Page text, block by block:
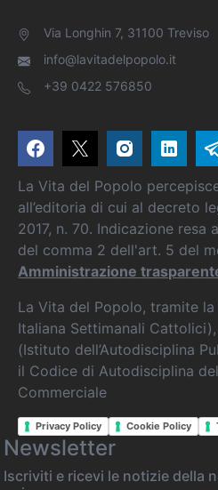
Via Longhin 7, 31100 Treviso
info@lavitadelpopolo.it
+39 0422 576850
La Vita del Popolo
all’editoria di cui al decreto
2017, n. 70. Indicazione resa
del comma 2 dell'art. 5 del
Amministrazione
La Vita del Popolo, tramite la
Italiana Settimanali
(Istituto dell’Autodisciplina
il Codice di Autodisciplina
Commerciale
Privacy Policy Cookie Policy
Newsletter
Iscriviti e ricevi le notizie della